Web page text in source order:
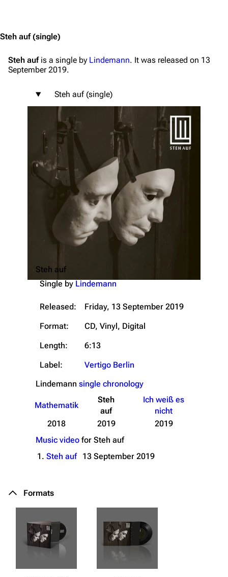
Steh auf(single)
Steh aufis a single by Lindemann. It was released on 13
September 2019.
Steh auf (single)
Steh auf
Single by Lindemann
Released:
Friday, 13 September 2019
Format:
CD, Vinyl, Digital
Length:
6:13
Label:
Vertigo Berlin
Lindemann single chronology
Mathematik
Steh
auf
Ich weiß es
nicht
2018
2019
2019
Music video for Steh auf
1. Steh auf 13 September 2019
Formats